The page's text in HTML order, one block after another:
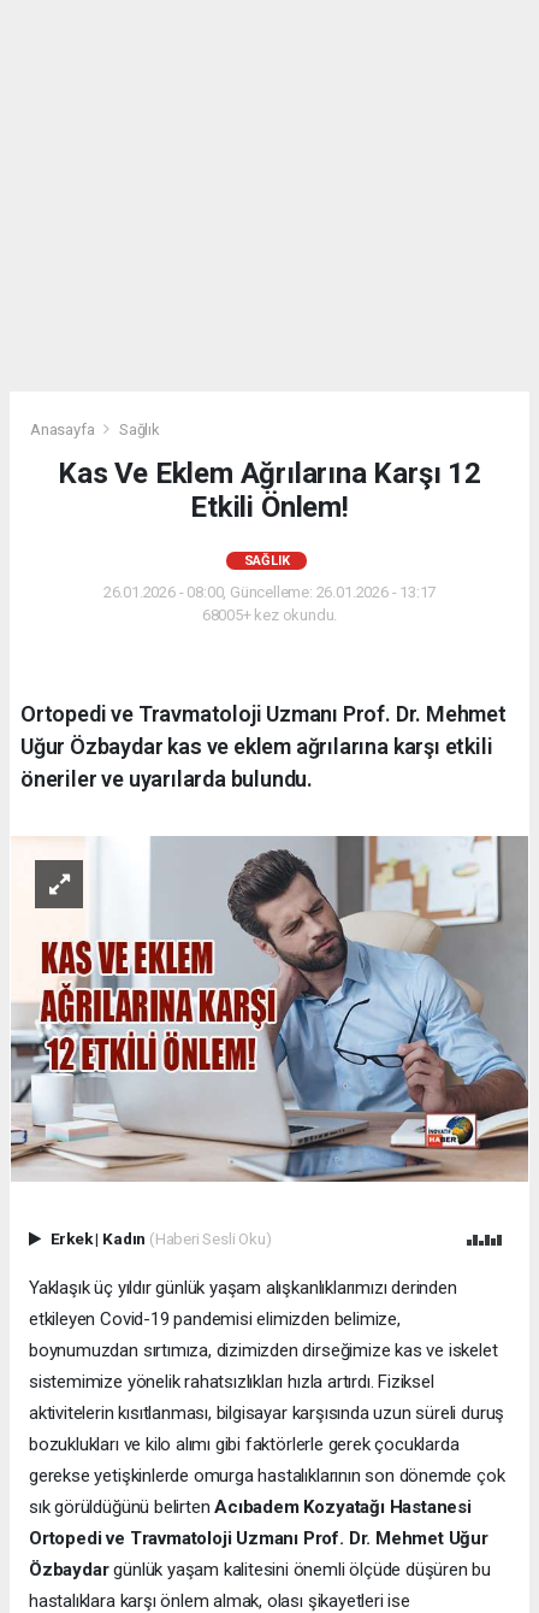
Anasayfa Sağlık
Kas Ve Eklem Ağrılarına Karşı 12
Etkili Önlem!
SAĞLIK
26.01.2026 - 08:00, Güncelleme: 26.01.2026 - 13:17
68005+ kez okundu.
Ortopedi ve Travmatoloji Uzmanı Prof. Dr. Mehmet
Uğur Özbaydar kas ve eklem ağrılarına karşı etkili
öneriler ve uyarılarda bulundu.
Erkek| Kadın (Haberi Sesli Oku)
Yaklaşık üç yıldır günlük yaşam alışkanlıklarımızı derinden
etkileyen Covid-19 pandemisi elimizden belimize,
boynumuzdan sırtımıza, dizimizden dirseğimize kas ve iskelet
sistemimize yönelik rahatsızlıkları hızla artırdı. Fiziksel
aktivitelerin kısıtlanması, bilgisayar karşısında uzun süreli duruş
bozuklukları ve kilo alımı gibi faktörlerle gerek çocuklarda
gerekse yetişkinlerde omurga hastalıklarının son dönemde çok
sık görüldüğünü belirtenAcıbadem Kozyatağı Hastanesi
Ortopedi ve Travmatoloji Uzmanı Prof. Dr. Mehmet Uğur
Özbaydargünlük yaşam kalitesini önemli ölçüde düşüren bu
hastalıklara karşı önlem almak, olası şikayetleri ise